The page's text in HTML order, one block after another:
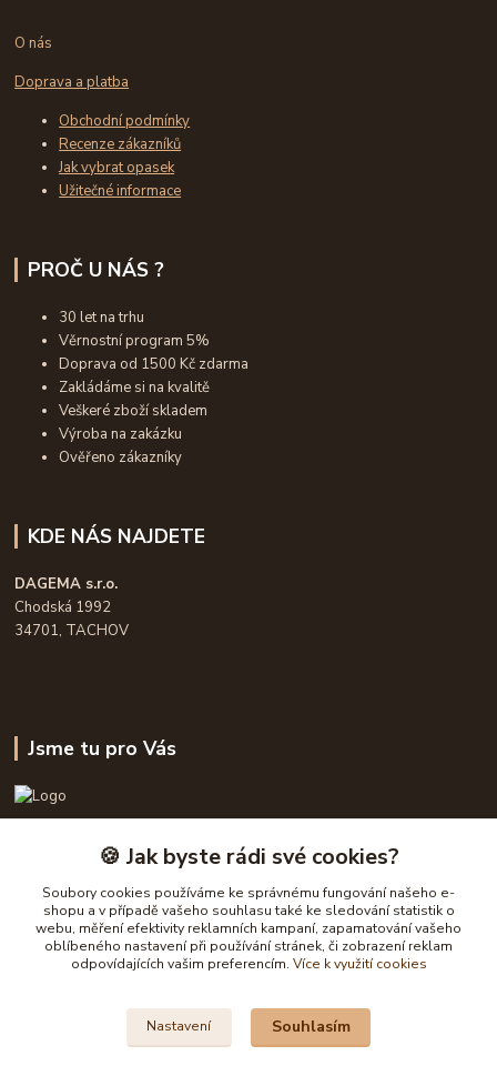
O nás
Doprava a platba
Obchodní podmínky
Recenze zákazníků
Jak vybrat opasek
Užitečné informace
PROČ U NÁS ?
30 let na trhu
Věrnostní program 5%
Doprava od 1500 Kč zdarma
Zakládáme si na kvalitě
Veškeré zboží skladem
Výroba na zakázku
Ověřeno zákazníky
KDE NÁS NAJDETE
DAGEMA s.r.o.
Chodská 1992
34701, TACHOV
Jsme tu pro Vás
Frühauf Emanuel, Havelková Dagmar
777632148, 777 832 148
obchod@opasky.cz
🍪 Jak byste rádi své cookies?
Soubory cookies používáme ke správnému fungování našeho e-
shopu a v případě vašeho souhlasu také ke sledování statistik o
webu, měření efektivity reklamních kampaní, zapamatování vašeho
oblíbeného nastavení při používání stránek, či zobrazení reklam
odpovídajících vašim preferencím. Více k využití cookies
Nastavení Souhlasím